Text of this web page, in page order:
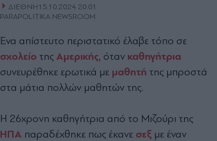
ΔΙΕΘΝΗ15.10.2024 20:01
PARAPOLITIKA NEWSROOM
Ένα απίστευτο περιστατικό έλαβε τόπο σε
σχολείο της Αμερικής, όταν καθηγήτρια
συνευρέθηκε ερωτικά με μαθητή της μπροστά
στα μάτια πολλών μαθητών της.
Η 26χρονη καθηγήτρια από το Μιζούρι της
ΗΠΑ παραδέχθηκε πως έκανε σεξ με έναν